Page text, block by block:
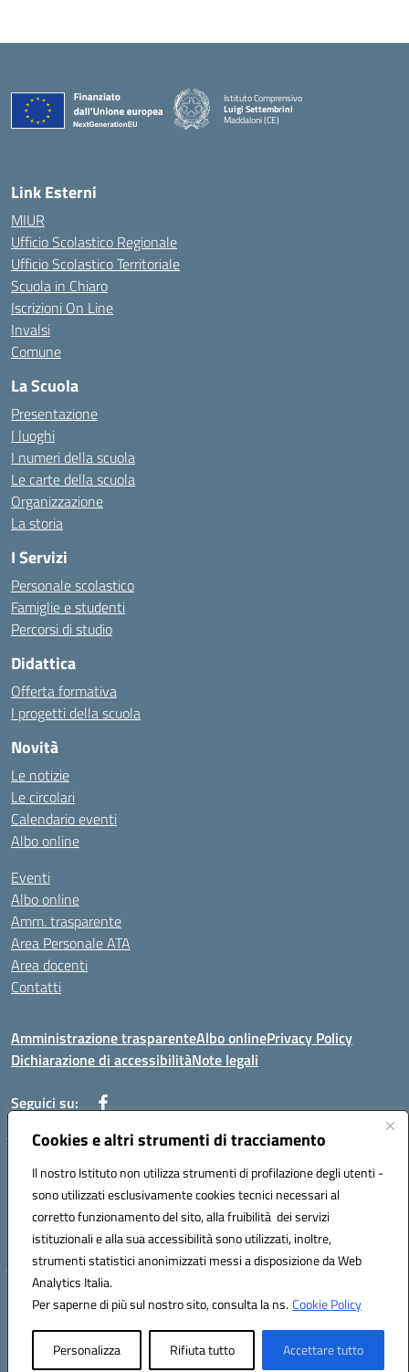
Cookies e altri strumenti di tracciamento
Il nostro Istituto non utilizza strumenti di profilazione degli utenti -
sono utilizzati esclusivamente cookies tecnici necessari al
corretto funzionamento del sito, alla fruibilità dei servizi
istituzionali e alla sua accessibilità sono utilizzati, inoltre,
strumenti statistici anonimizzati messi a disposizione da Web
Analytics Italia.
Per saperne di più sul nostro sito, consulta la ns.Cookie Policy
Personalizza Rifiuta tutto Accettare tutto
Istituto Comprensivo
Luigi Settembrini
Maddaloni (CE)
Link Esterni
MIUR
Ufficio Scolastico Regionale
Ufficio Scolastico Territoriale
Scuola in Chiaro
Iscrizioni On Line
Invalsi
Comune
La Scuola
Presentazione
I luoghi
I numeri della scuola
Le carte della scuola
Organizzazione
La storia
I Servizi
Personale scolastico
Famiglie e studenti
Percorsi di studio
Didattica
Offerta formativa
I progetti della scuola
Novità
Le notizie
Le circolari
Calendario eventi
Albo online
Eventi
Albo online
Amm. trasparente
Area Personale ATA
Area docenti
Contatti
Amministrazione trasparenteAlbo onlinePrivacy Policy
Dichiarazione di accessibilitàNote legali
Seguici su:
Indirizzo: VIA BRECCIAME, 46 - 81024 MADDALONI (CE)
Mail: CEIC8AU001@istruzione.it - Pec: CEIC8AU001@pec.istruzione.it -
Telefono: 0823408721
Meccanografico: CEIC8AU001
Codice fiscale: 93086080616
Hosting & Powered by 3D Solution S.r.l.
Concept & Design by Designers Italia